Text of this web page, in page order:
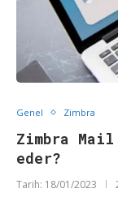
Genel Zimbra
Zimbra
eder?
Tarih: 18/01/2023